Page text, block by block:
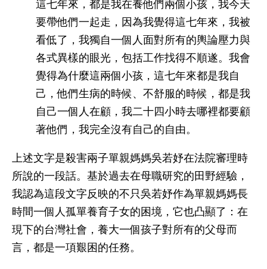
這七年來，都是我在養他們兩個小孩，我今天
要帶他們一起走，因為我覺得這七年來，我被
看低了，我獨自一個人面對所有的輿論壓力與
各式異樣的眼光，包括工作找得不順遂。我會
覺得為什麼這兩個小孩，這七年來都是我自
己，他們生病的時候、不舒服的時候，都是我
自己一個人在顧，我二十四小時去哪裡都要顧
著他們，我完全沒有自己的自由。
上述文字是殺害兩子單親媽媽吳若妤在法院審理時
所說的一段話。基於過去在母職研究的田野經驗，
我認為這段文字反映的不只吳若妤作為單親媽媽長
時間一個人孤單養育子女的困境，它也凸顯了：在
現下的台灣社會，養大一個孩子對所有的父母而
言，都是一項艱困的任務。